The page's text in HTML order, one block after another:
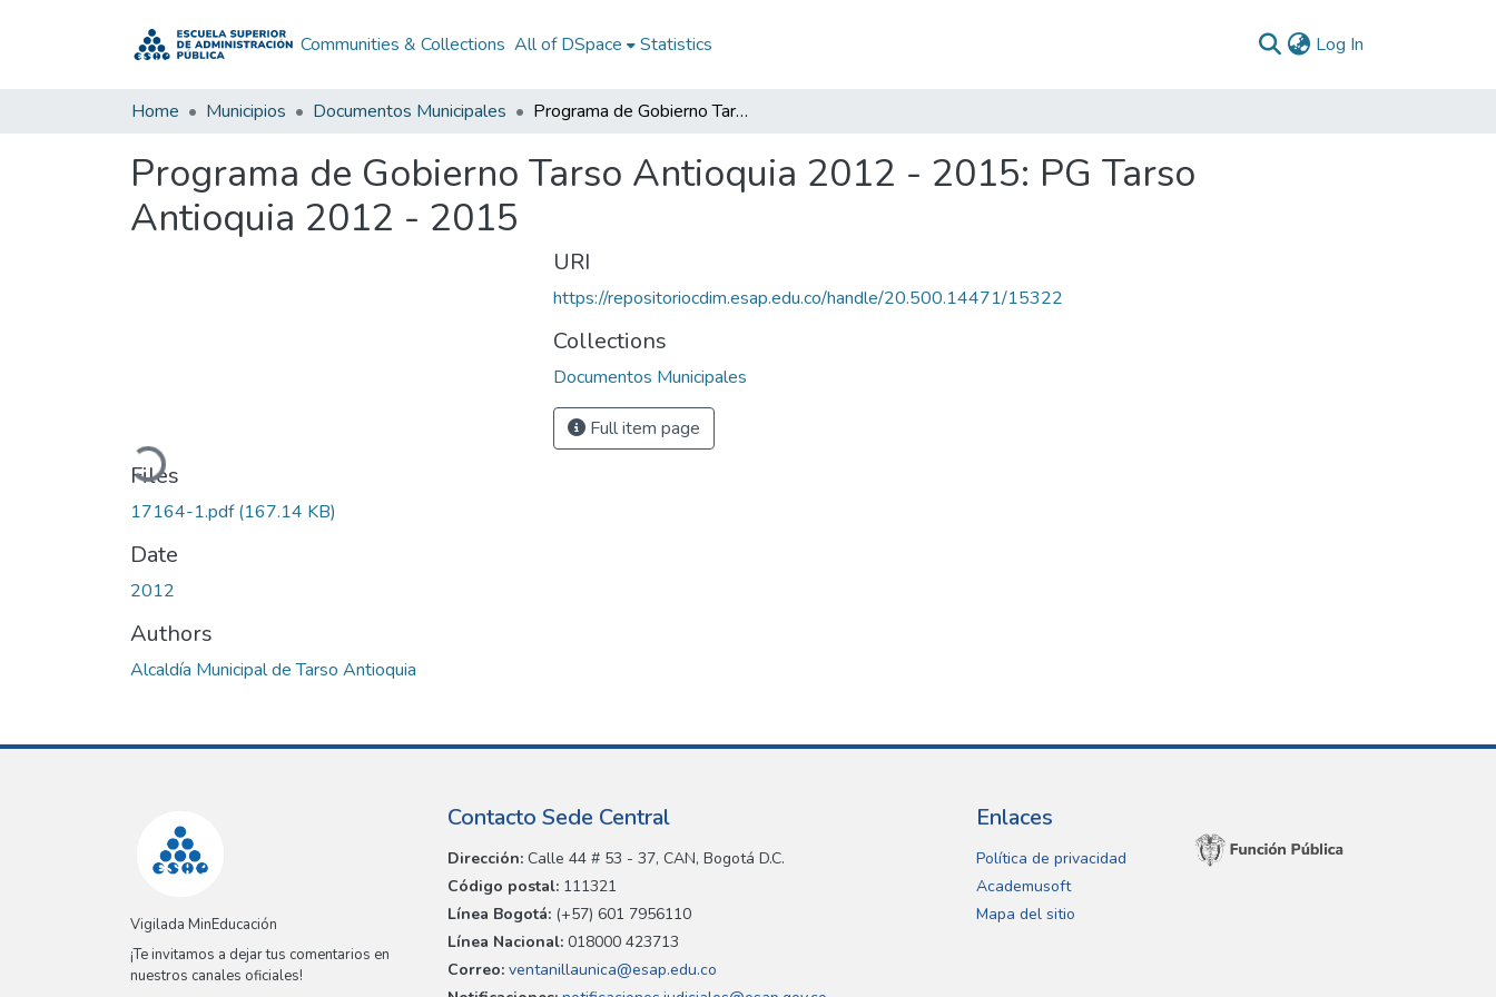
Communities & Collections All of DSpace Statistics Log In
Home Municipios Documentos Municipales Programa de Gobierno Tarso Antioquia 2012 - 2015: PG Tarso Antioquia 2012 - 2015
Programa de Gobierno Tarso Antioquia 2012 - 2015: PG Tarso
Antioquia 2012 - 2015
Loading...
Files
17164-1.pdf(167.14 KB)
Date
2012
Authors
Alcaldía Municipal de Tarso Antioquia
URI
https://repositoriocdim.esap.edu.co/handle/20.500.14471/15322
Collections
Documentos Municipales
Full item page
Vigilada MinEducación
¡Te invitamos a dejar tus comentarios en
nuestros canales oficiales!
Contacto Sede Central
Dirección: Calle 44 # 53 - 37, CAN, Bogotá D.C.
Código postal: 111321
Línea Bogotá: (+57) 601 7956110
Línea Nacional: 018000 423713
Correo: ventanillaunica@esap.edu.co
Enlaces
Política de privacidad
Academusoft
Mapa del sitio